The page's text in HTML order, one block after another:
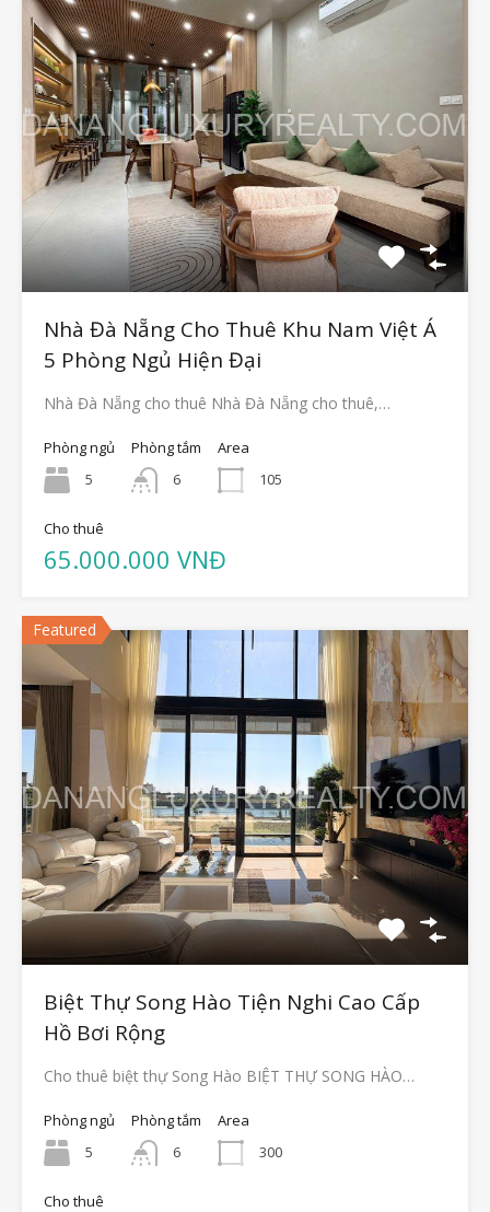
Nhà Đà Nẵng Cho Thuê Khu Nam Việt Á
5 Phòng Ngủ Hiện Đại
Nhà Đà Nẵng cho thuê Nhà Đà Nẵng cho thuê,…
Phòng ngủ
5
Phòng tắm
6
Area
105
Cho thuê
65.000.000 VNĐ
Featured
Biệt Thự Song Hào Tiện Nghi Cao Cấp
Hồ Bơi Rộng
Cho thuê biệt thự Song Hào BIỆT THỰ SONG HÀO…
Phòng ngủ
5
Phòng tắm
6
Area
300
Cho thuê